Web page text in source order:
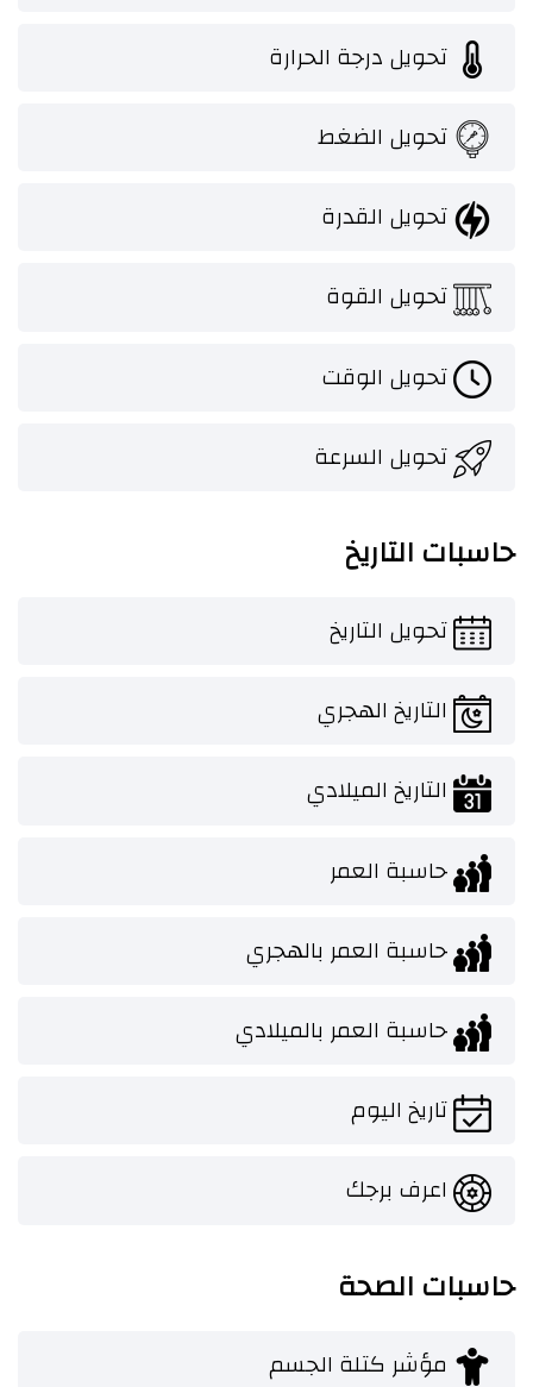
تحويل درجة الحرارة
تحويل الضغط
تحويل القدرة
تحويل القوة
تحويل الوقت
تحويل السرعة
حاسبات التاريخ
تحويل التاريخ
التاريخ الهجري
التاريخ الميلادي
حاسبة العمر
حاسبة العمر بالهجري
حاسبة العمر بالميلادي
تاريخ اليوم
اعرف برجك
حاسبات الصحة
مؤشر كتلة الجسم